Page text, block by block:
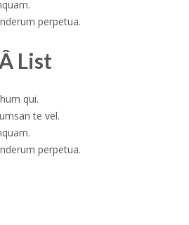
perpetua.
List
qui.
te vel.
perpetua.